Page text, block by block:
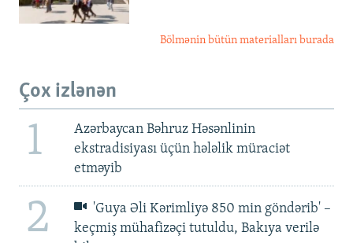
Bölmənin bütün materialları burada
Çox izlənən
1
Azərbaycan Bəhruz Həsənlinin
ekstradisiyası üçün hələlik müraciət
etməyib
2
'Guya Əli Kərimliyə 850 min göndərib' –
keçmiş mühafizəçi tutuldu, Bakıya verilə